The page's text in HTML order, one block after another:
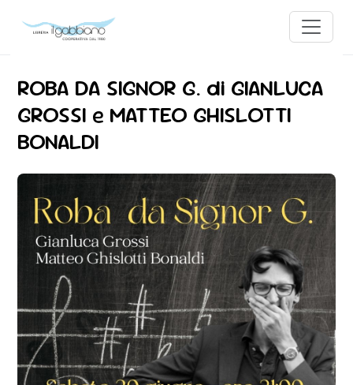
ROBA DA SIGNOR G. di GIANLUCA
GROSSI e MATTEO GHISLOTTI
BONALDI